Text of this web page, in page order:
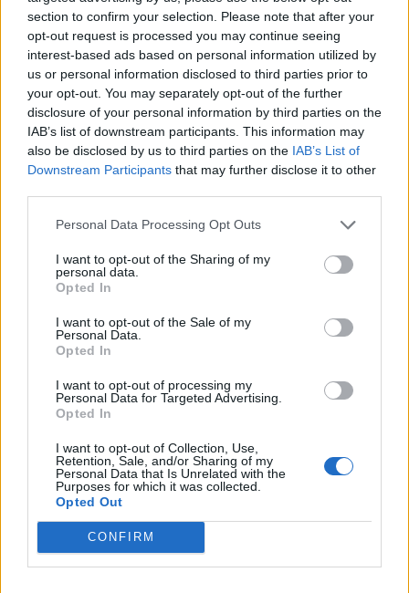
section to confirm your selection. Please note that after your
opt-out request is processed you may continue seeing
interest-based ads based on personal information utilized by
us or personal information disclosed to third parties prior to
your opt-out. You may separately opt-out of the further
disclosure of your personal information by third parties on the
IAB’s list of downstream participants. This information may
also be disclosed by us to third parties on the IAB’s List of
Downstream Participants that may further disclose it to other
Personal Data Processing Opt Outs
I want to opt-out of the Sharing of my
personal data.
Opted In
I want to opt-out of the Sale of my
Personal Data.
Opted In
I want to opt-out of processing my
Personal Data for Targeted Advertising.
Opted In
I want to opt-out of Collection, Use,
Retention, Sale, and/or Sharing of my
Personal Data that Is Unrelated with the
Purposes for which it was collected.
Opted Out
CONFIRM
2026. augusztus 09., vasárnap
A Transalpinát is lepipálja a nagy
háború idején épült Strategica